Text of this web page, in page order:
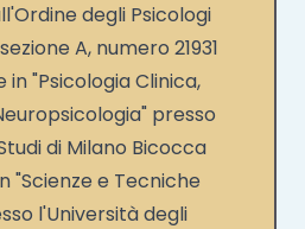
degli Psicologi
A, numero 21931
"Psicologia Clinica,
presso
di Milano Bicocca
"Scienze e Tecniche
l'Università degli